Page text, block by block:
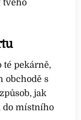
tvého
té pekárně,
obchodě s
jak
do místního